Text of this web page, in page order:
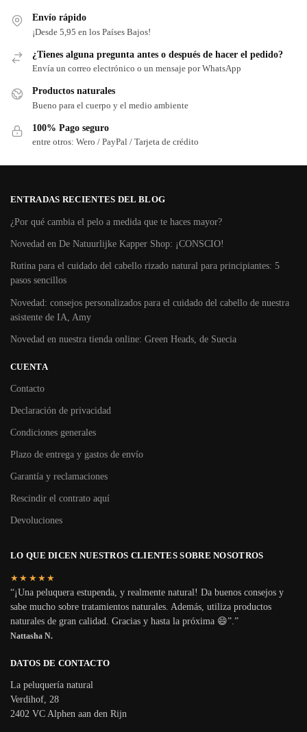
Envío rápido
¡Desde 5,95 en los Países Bajos!
¿Tienes alguna pregunta antes o después de hacer el pedido?
Envía un correo electrónico o un mensaje por WhatsApp
Productos naturales
Bueno para el cuerpo y el medio ambiente
100% Pago seguro
entre otros: Wero / PayPal / Tarjeta de crédito
ENTRADAS RECIENTES DEL BLOG
¿Por qué cambia el pelo a medida que te haces mayor?
Novedad en De Natuurlijke Kapper Shop: ¡CONSCIO!
Rutina para el cuidado del cabello rizado natural para principiantes: 5
pasos sencillos
Novedad: consejos personalizados para el cuidado del cabello de nuestra
asistente de IA, Amy
Novedad en nuestra tienda online: Green Heads, de Suecia
CUENTA
Contacto
Declaración de privacidad
Condiciones generales
Plazo de entrega y gastos de envío
Garantía y reclamaciones
Rescindir el contrato aquí
Devoluciones
LO QUE DICEN NUESTROS CLIENTES SOBRE NOSOTROS
★★★★★
“¡Una peluquera estupenda, y realmente natural! Da buenos consejos y
sabe mucho sobre tratamientos naturales. Además, utiliza productos
naturales de gran calidad. Gracias y hasta la próxima 😄”.”
Nattasha N.
DATOS DE CONTACTO
La peluquería natural
Verdihof, 28
2402 VC Alphen aan den Rijn